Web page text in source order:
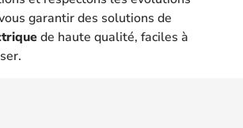
garantir des solutions de
de haute qualité, faciles à